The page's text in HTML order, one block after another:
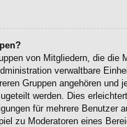
von Mitgliedern, die die
verwaltbare
Gruppen angehören und
werden. Dies
für mehrere Benutzer
zu Moderatoren eines